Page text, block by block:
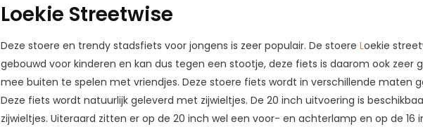
Loekie Streetwise
Deze stoere en trendy stadsfiets voor jongens is zeer populair. De stoere Loekie
gebouwd voor kinderen en kan dus tegen een stootje, deze fiets is daarom ook
mee buiten te spelen met vriendjes. Deze stoere fiets wordt in verschillende maten
Deze fiets wordt natuurlijk geleverd met zijwieltjes. De 20 inch uitvoering is
zijwieltjes. Uiteraard zitten er op de 20 inch wel een voor- en achterlamp en op de